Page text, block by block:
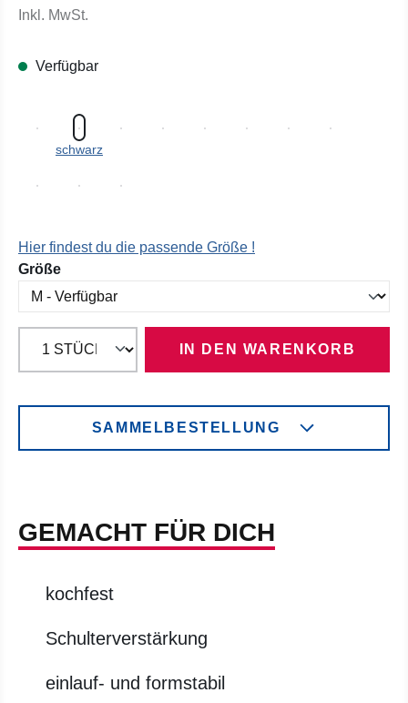
Inkl. MwSt.
Verfügbar
schwarz
Hier findest du die passende Größe !
Größeauswählen
IN DEN WARENKORB
SAMMELBESTELLUNG
GEMACHT FÜR DICH
kochfest
Schulterverstärkung
einlauf- und formstabil